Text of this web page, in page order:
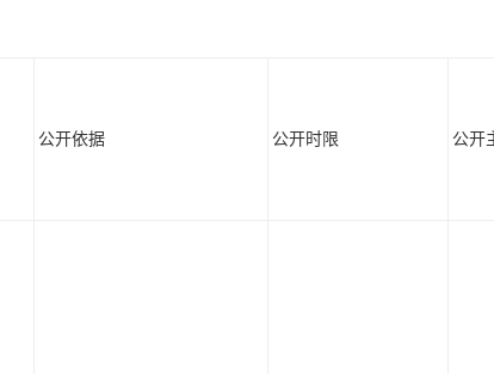
公开依据 公开时限 公开